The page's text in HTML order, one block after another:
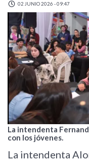
02 JUNIO 2026 - 09:47
La intendenta
con los jóvenes.
La intendenta